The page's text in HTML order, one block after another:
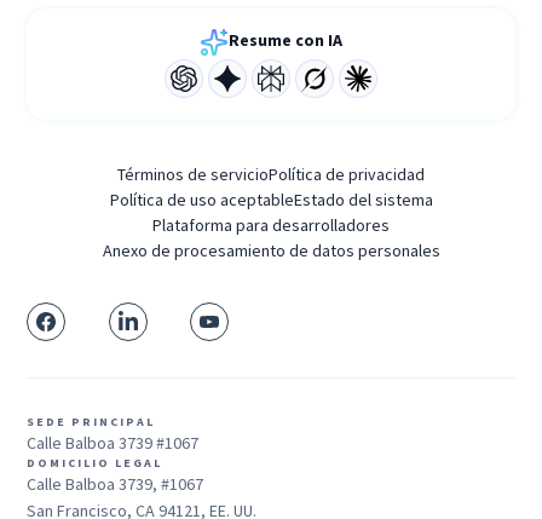
Resume con IA
Términos de servicioPolítica de privacidad
Política de uso aceptableEstado del sistema
Plataforma para desarrolladores
Anexo de procesamiento de datos personales
SEDE PRINCIPAL
Calle Balboa 3739 #1067
DOMICILIO LEGAL
Calle Balboa 3739, #1067
San Francisco, CA 94121, EE. UU.